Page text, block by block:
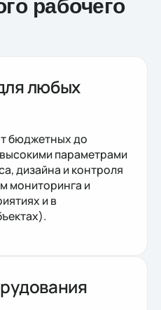
рабочего
любых
бюджетных до
параметрами
дизайна и контроля
мониторинга и
и в